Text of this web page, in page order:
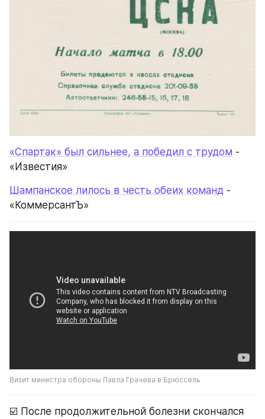
«Спартак» был сильнее, а победил с трудом -
«Известия»
Шампанское лилось в честь обеих команд -
«КоммерсантЪ»
Визит министра обороны Павла Грачева в Брюссель
☑️ После продолжительной болезни скончался